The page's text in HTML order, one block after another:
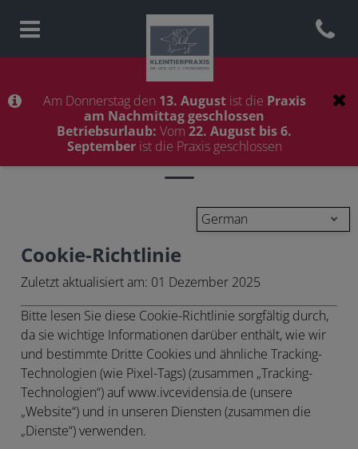
Homepage Tierarztpraxis
Open
Am Donnerstag den 13. Augustist die Praxis
am Nachmittag geschlossen
Betriebsurlaub: Vom 22. August bis 6.
Septemberist die Praxis geschlossen
Cookies
German
Cookie-Richtlinie
Zuletzt aktualisiert am: 01 Dezember 2025
Bitte lesen Sie diese Cookie-Richtlinie sorgfältig durch,
da sie wichtige Informationen darüber enthält, wie wir
und bestimmte Dritte Cookies und ähnliche Tracking-
Technologien (wie Pixel-Tags) (zusammen „Tracking-
Technologien“) auf www.ivcevidensia.de (unsere
„Website“) und in unseren Diensten (zusammen die
„Dienste“) verwenden.